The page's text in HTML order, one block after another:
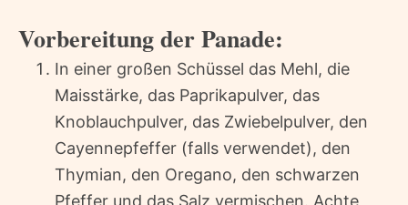
Vorbereitung der Panade:
In einer großen Schüssel das Mehl, die
Maisstärke, das Paprikapulver, das
Knoblauchpulver, das Zwiebelpulver, den
Cayennepfeffer (falls verwendet), den
Thymian, den Oregano, den schwarzen
Pfeffer und das Salz vermischen. Achte